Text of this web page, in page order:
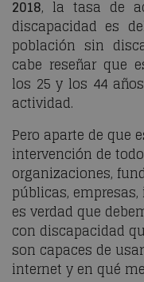
2018, la tasa de
discapacidad es
población sin
cabe reseñar que
los 25 y los 44
actividad.
Pero aparte de que
intervención de
organizaciones,
públicas,
es verdad que
con discapacidad
son capaces de
internet y en qué